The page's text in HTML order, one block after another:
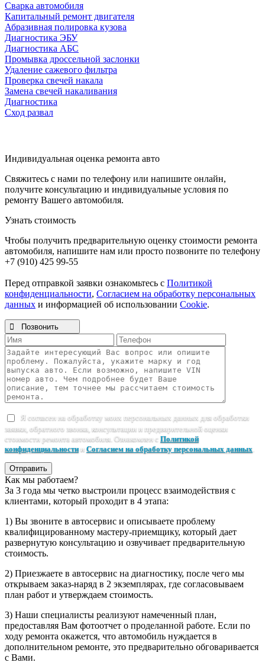
Сварка автомобиля
Капитальный ремонт двигателя
Абразивная полировка кузова
Диагностика ЭБУ
Диагностика АБС
Промывка дроссельной заслонки
Удаление сажевого фильтра
Проверка свечей накала
Замена свечей накаливания
Диагностика
Сход развал
Индивидуальная оценка ремонта авто
Свяжитесь с нами по телефону или напишите онлайн,
получите консультацию и индивидуальные условия по
ремонту Вашего автомобиля.
Узнать стоимость
Чтобы получить предварительную оценку стоимости ремонта
автомобиля, напишите нам или просто позвоните по телефону
+7 (910) 425 99-55
Перед отправкой заявки ознакомьтесь с Политикой
конфиденциальности, Согласием на обработку персональных
данных и информацией об использовании Cookie.
 Позвонить
Я согласен на обработку моих персональных данных для обработки
заявки, обратного звонка, консультации и предварительной оценки
стоимости ремонта автомобиля. Ознакомлен с Политикой
конфиденциальностии Согласием на обработку персональных данных
Отправить
Как мы работаем?
За 3 года мы четко выстроили процесс взаимодействия с
клиентами, который проходит в 4 этапа:
1) Вы звоните в автосервис и описываете проблему
квалифицированному мастеру-приемщику, который дает
развернутую консультацию и озвучивает предварительную
стоимость.
2) Приезжаете в автосервис на диагностику, после чего мы
открываем заказ-наряд в 2 экземплярах, где согласовываем
план работ и утверждаем стоимость.
3) Наши специалисты реализуют намеченный план,
предоставляя Вам фотоотчет о проделанной работе. Если по
ходу ремонта окажется, что автомобиль нуждается в
дополнительном ремонте, это предварительно обговаривается
с Вами.